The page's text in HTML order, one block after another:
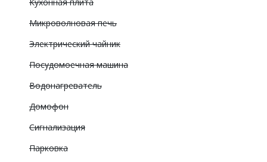
Микроволновая печь
Электрический чайник
Посудомоечная машина
Водонагреватель
Домофон
Сигнализация
Парковка